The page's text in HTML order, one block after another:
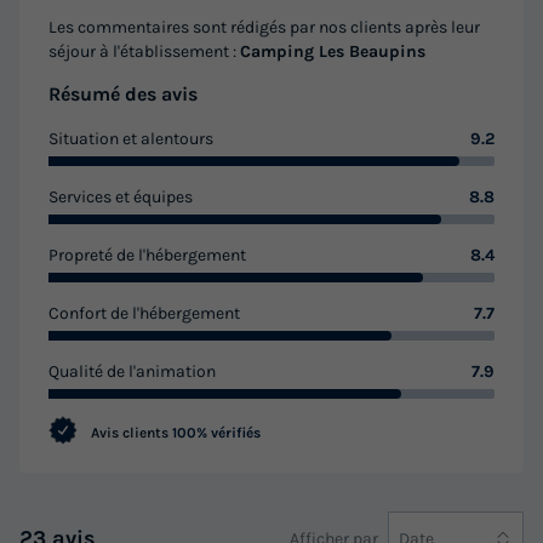
490 €
Voir les logements
Les commentaires sont rédigés par nos clients après leur
séjour à l'établissement :Camping Les Beaupins
Résumé des avis
Situation et alentours 9.2
Services et équipes 8.8
Propreté de l'hébergement 8.4
Confort de l'hébergement 7.7
Qualité de l'animation 7.9
Avis clients 100% vérifiés
Afficher par Date